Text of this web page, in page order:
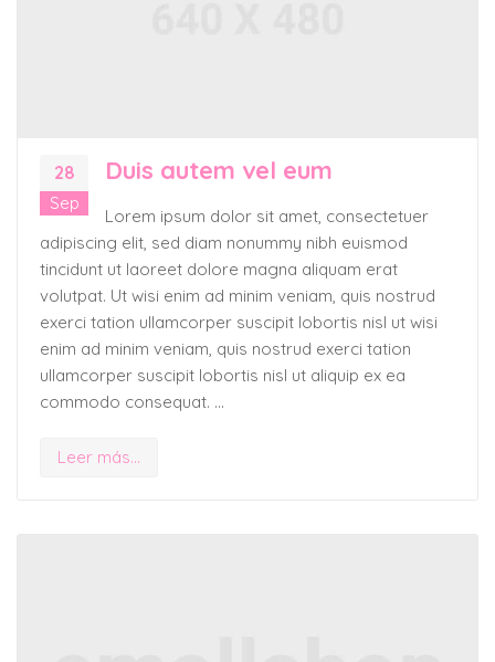
28
Sep
Duis autem vel eum
Lorem ipsum dolor sit amet, consectetuer
adipiscing elit, sed diam nonummy nibh euismod
tincidunt ut laoreet dolore magna aliquam erat
volutpat. Ut wisi enim ad minim veniam, quis nostrud
exerci tation ullamcorper suscipit lobortis nisl ut wisi
enim ad minim veniam, quis nostrud exerci tation
ullamcorper suscipit lobortis nisl ut aliquip ex ea
commodo consequat. …
Leer más...